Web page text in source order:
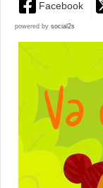
Facebook
powered by social2s